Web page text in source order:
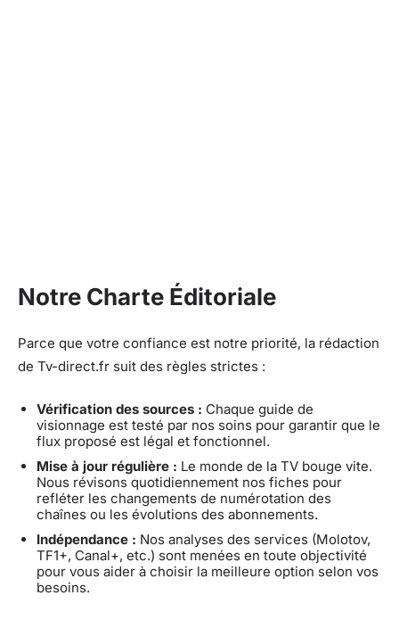
Notre Charte Éditoriale
Parce que votre confiance est notre priorité, la rédaction
de Tv-direct.fr suit des règles strictes :
Vérification des sources : Chaque guide de
visionnage est testé par nos soins pour garantir que le
flux proposé est légal et fonctionnel.
Mise à jour régulière : Le monde de la TV bouge vite.
Nous révisons quotidiennement nos fiches pour
refléter les changements de numérotation des
chaînes ou les évolutions des abonnements.
Indépendance : Nos analyses des services (Molotov,
TF1+, Canal+, etc.) sont menées en toute objectivité
pour vous aider à choisir la meilleure option selon vos
besoins.